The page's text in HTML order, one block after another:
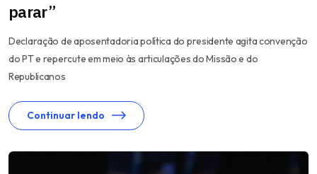
parar”
Declaração de aposentadoria política do presidente agita convenção
do PT e repercute em meio às articulações do Missão e do
Republicanos
Continuar lendo